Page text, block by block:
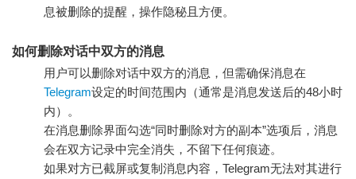
息被删除的提醒，操作隐秘且方便。
如何删除对话中双方的消息
用户可以删除对话中双方的消息，但需确保消息在
Telegram设定的时间范围内（通常是消息发送后的48小时
内）。
在消息删除界面勾选“同时删除对方的副本”选项后，消息
会在双方记录中完全消失，不留下任何痕迹。
如果对方已截屏或复制消息内容，Telegram无法对其进行